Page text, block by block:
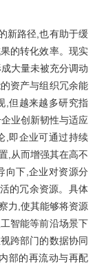
新路径,也有助于缓
的转化效率。现实
大量未被充分调动
资产与组织冗余能
,但越来越多研究指
业创新韧性与适应
,即企业可通过持续
,从而增强其在高不
向下,企业对资源分
的冗余资源。具体
力,使其能够将资源
智能等前沿场景下
跨部门的数据协同
部的再流动与再配